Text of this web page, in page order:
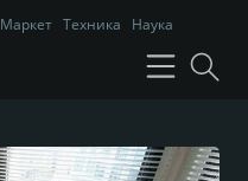
Маркет Техника Наука